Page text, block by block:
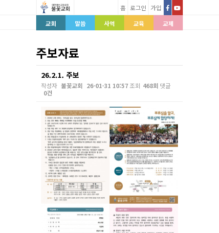
홈 로그인
가입
교회
말씀 사역 교육 교제
주보자료
26.2.1. 주보
작성자 불꽃교회 26-01-31 10:57조회 468회 댓글
0건